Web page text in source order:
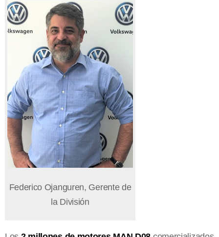
Federico Ojanguren, Gerente de
la División